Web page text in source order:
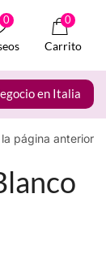
0 0
Carrito
en Italia
página anterior